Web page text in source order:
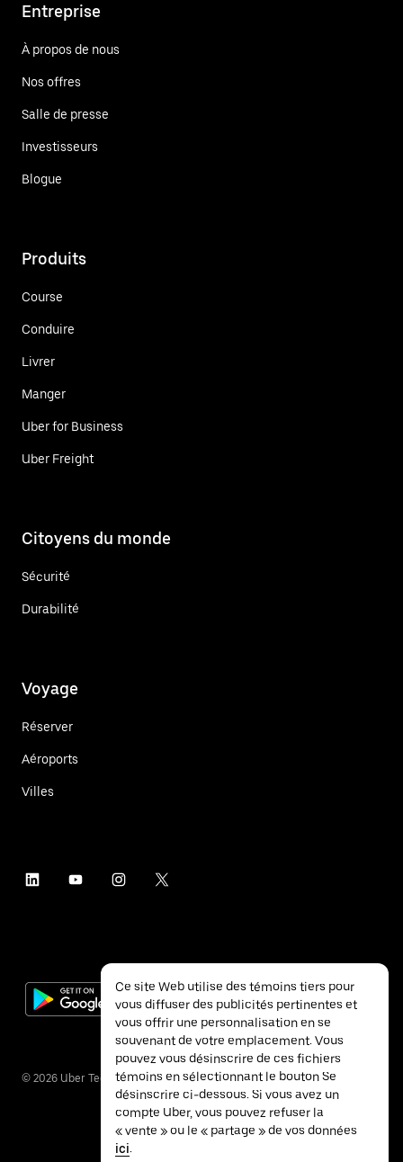
Entreprise
À propos de nous
Nos offres
Salle de presse
Investisseurs
Blogue
Produits
Course
Conduire
Livrer
Manger
Uber for Business
Uber Freight
Citoyens du monde
Sécurité
Durabilité
Voyage
Réserver
Aéroports
Villes
© 2026 Uber Technologies inc.
Ce site Web utilise des témoins tiers pour
vous diffuser des publicités pertinentes et
vous offrir une personnalisation en se
souvenant de votre emplacement. Vous
pouvez vous désinscrire de ces fichiers
témoins en sélectionnant le bouton Se
désinscrire ci-dessous. Si vous avez un
compte Uber, vous pouvez refuser la
« vente » ou le « partage » de vos données
ici.